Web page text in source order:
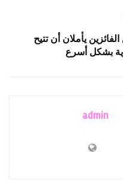
اثنان من الفائزين يأملان أن تتيح
بشكل أسرع
admin